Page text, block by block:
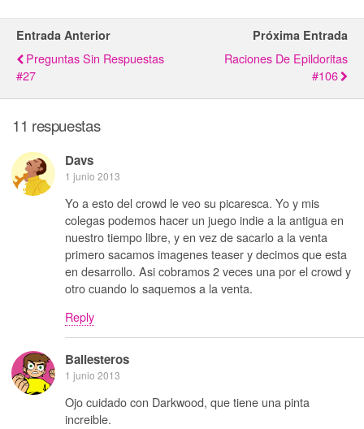
Entrada Anterior
Preguntas Sin Respuestas
#27
Próxima Entrada
Raciones De Epildoritas
#106
11 respuestas
Davs
1 junio 2013
Yo a esto del crowd le veo su picaresca. Yo y mis
colegas podemos hacer un juego indie a la antigua en
nuestro tiempo libre, y en vez de sacarlo a la venta
primero sacamos imagenes teaser y decimos que esta
en desarrollo. Asi cobramos 2 veces una por el crowd y
otro cuando lo saquemos a la venta.
Reply
Ballesteros
1 junio 2013
Ojo cuidado con Darkwood, que tiene una pinta
increible.